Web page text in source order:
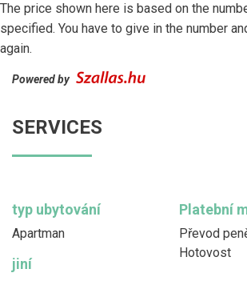
The price shown here is based on the
specified. You have to give in the number
again.
Powered by
SERVICES
typ ubytování
Apartman
Platební
Převod
Hotovost
jiní